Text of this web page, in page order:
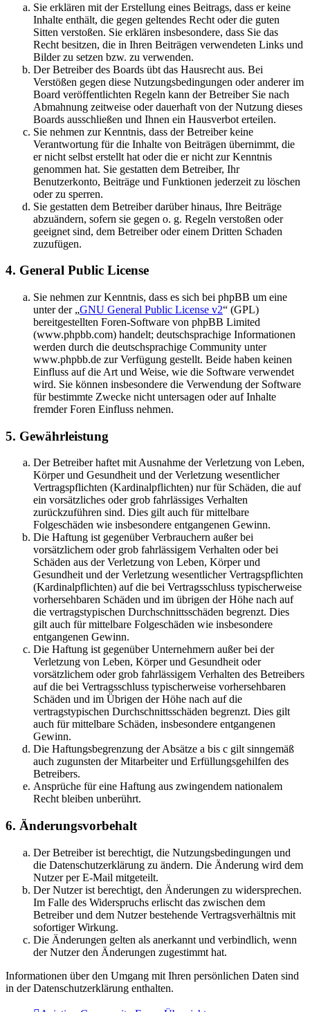
Sie erklären mit der Erstellung eines Beitrags, dass er keine
Inhalte enthält, die gegen geltendes Recht oder die guten
Sitten verstoßen. Sie erklären insbesondere, dass Sie das
Recht besitzen, die in Ihren Beiträgen verwendeten Links und
Bilder zu setzen bzw. zu verwenden.
Der Betreiber des Boards übt das Hausrecht aus. Bei
Verstößen gegen diese Nutzungsbedingungen oder anderer im
Board veröffentlichten Regeln kann der Betreiber Sie nach
Abmahnung zeitweise oder dauerhaft von der Nutzung dieses
Boards ausschließen und Ihnen ein Hausverbot erteilen.
Sie nehmen zur Kenntnis, dass der Betreiber keine
Verantwortung für die Inhalte von Beiträgen übernimmt, die
er nicht selbst erstellt hat oder die er nicht zur Kenntnis
genommen hat. Sie gestatten dem Betreiber, Ihr
Benutzerkonto, Beiträge und Funktionen jederzeit zu löschen
oder zu sperren.
Sie gestatten dem Betreiber darüber hinaus, Ihre Beiträge
abzuändern, sofern sie gegen o. g. Regeln verstoßen oder
geeignet sind, dem Betreiber oder einem Dritten Schaden
zuzufügen.
4. General Public License
Sie nehmen zur Kenntnis, dass es sich bei phpBB um eine
unter der „GNU General Public License v2“ (GPL)
bereitgestellten Foren-Software von phpBB Limited
(www.phpbb.com) handelt; deutschsprachige Informationen
werden durch die deutschsprachige Community unter
www.phpbb.de zur Verfügung gestellt. Beide haben keinen
Einfluss auf die Art und Weise, wie die Software verwendet
wird. Sie können insbesondere die Verwendung der Software
für bestimmte Zwecke nicht untersagen oder auf Inhalte
fremder Foren Einfluss nehmen.
5. Gewährleistung
Der Betreiber haftet mit Ausnahme der Verletzung von Leben,
Körper und Gesundheit und der Verletzung wesentlicher
Vertragspflichten (Kardinalpflichten) nur für Schäden, die auf
ein vorsätzliches oder grob fahrlässiges Verhalten
zurückzuführen sind. Dies gilt auch für mittelbare
Folgeschäden wie insbesondere entgangenen Gewinn.
Die Haftung ist gegenüber Verbrauchern außer bei
vorsätzlichem oder grob fahrlässigem Verhalten oder bei
Schäden aus der Verletzung von Leben, Körper und
Gesundheit und der Verletzung wesentlicher Vertragspflichten
(Kardinalpflichten) auf die bei Vertragsschluss typischerweise
vorhersehbaren Schäden und im übrigen der Höhe nach auf
die vertragstypischen Durchschnittsschäden begrenzt. Dies
gilt auch für mittelbare Folgeschäden wie insbesondere
entgangenen Gewinn.
Die Haftung ist gegenüber Unternehmern außer bei der
Verletzung von Leben, Körper und Gesundheit oder
vorsätzlichem oder grob fahrlässigem Verhalten des Betreibers
auf die bei Vertragsschluss typischerweise vorhersehbaren
Schäden und im Übrigen der Höhe nach auf die
vertragstypischen Durchschnittsschäden begrenzt. Dies gilt
auch für mittelbare Schäden, insbesondere entgangenen
Gewinn.
Die Haftungsbegrenzung der Absätze a bis c gilt sinngemäß
auch zugunsten der Mitarbeiter und Erfüllungsgehilfen des
Betreibers.
Ansprüche für eine Haftung aus zwingendem nationalem
Recht bleiben unberührt.
6. Änderungsvorbehalt
Der Betreiber ist berechtigt, die Nutzungsbedingungen und
die Datenschutzerklärung zu ändern. Die Änderung wird dem
Nutzer per E-Mail mitgeteilt.
Der Nutzer ist berechtigt, den Änderungen zu widersprechen.
Im Falle des Widerspruchs erlischt das zwischen dem
Betreiber und dem Nutzer bestehende Vertragsverhältnis mit
sofortiger Wirkung.
Die Änderungen gelten als anerkannt und verbindlich, wenn
der Nutzer den Änderungen zugestimmt hat.
Informationen über den Umgang mit Ihren persönlichen Daten sind
in der Datenschutzerklärung enthalten.